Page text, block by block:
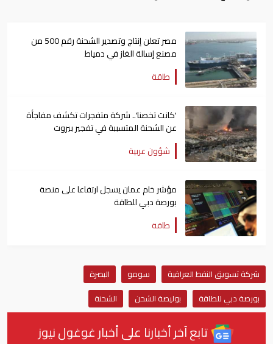
مصر تعلن إنتاج وتصدير الشحنة رقم 500 من
مصنع إسالة الغاز في دمياط
طاقة
'كانت تخصنا'.. شركة متفجرات تكشف مفاجأة
عن الشحنة المتسببة في تفجير بيروت
شؤون عربية
مؤشر خام عمان يسجل ارتفاعا على منصة
بورصة دبي للطاقة
طاقة
شركة تسويق النفط العراقية سومو
البصرة
بورصة دبي للطاقة
بوليصة الشحن الشحنة
تابع آخر أخبارنا على أخبار غوغول نيوز